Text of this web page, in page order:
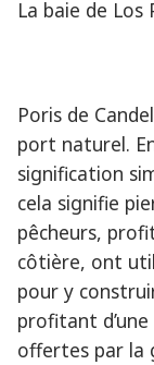
La baie de
Poris de
port naturel.
signification
cela signifie
pêcheurs,
côtière, ont
pour y
profitant
offertes par la